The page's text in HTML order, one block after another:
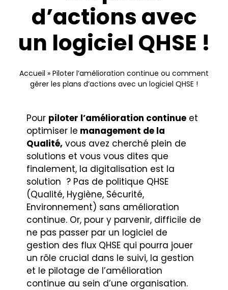
Demander une démo
Nous contacter
d’actions avec
un logiciel QHSE !
Accueil » Piloter l’amélioration continue ou comment
gérer les plans d’actions avec un logiciel QHSE !
Pour piloter l’amélioration continue et
optimiser le management de la
Qualité, vous avez cherché plein de
solutions et vous vous dites que
finalement, la digitalisation est la
solution ? Pas de politique QHSE
(Qualité, Hygiène, Sécurité,
Environnement) sans amélioration
continue. Or, pour y parvenir, difficile de
ne pas passer par un logiciel de
gestion des flux QHSE qui pourra jouer
un rôle crucial dans le suivi, la gestion
et le pilotage de l’amélioration
continue au sein d’une organisation.